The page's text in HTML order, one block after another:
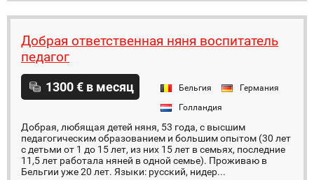
Добрая ответственная няня воспитатель
педагог
1300 € в месяц Бельгия
Германия
Голландия
Добрая, любящая детей няня, 53 года, с высшим
педагогическим образованием и большим опытом (30 лет
с детьми от 1 до 15 лет, из них 15 лет в семьях, последние
11,5 лет работала няней в одной семье). Проживаю в
Бельгии уже 20 лет. Языки: русский, нидер...